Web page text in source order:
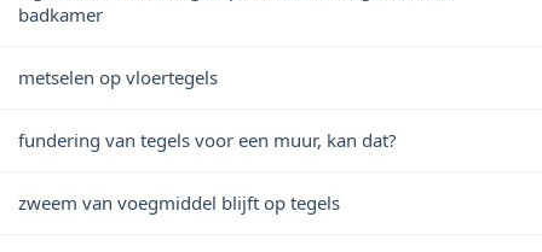
badkamer
metselen op vloertegels
fundering van tegels voor een muur, kan dat?
zweem van voegmiddel blijft op tegels